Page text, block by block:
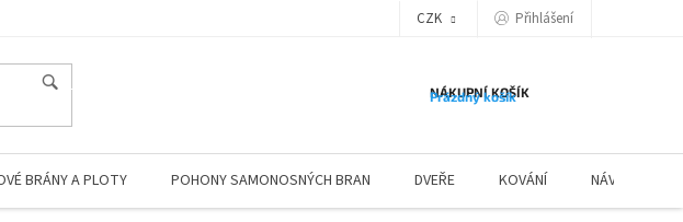
CZK Přihlášení
NÁKUPNÍ KOŠÍK
Prázdný košík
BRÁNY A PLOTY POHONY SAMONOSNÝCH BRAN DVEŘE KOVÁNÍ NÁVODY